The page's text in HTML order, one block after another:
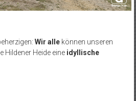
Wir allekönnen unseren
Hildener Heide eine idyllische